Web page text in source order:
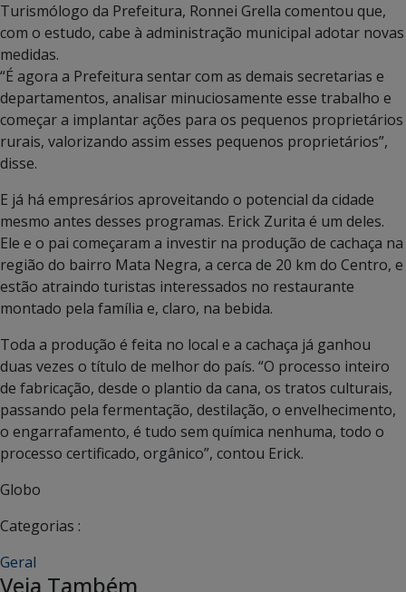
Turismólogo da Prefeitura, Ronnei Grella comentou que,
com o estudo, cabe à administração municipal adotar novas
medidas.
“É agora a Prefeitura sentar com as demais secretarias e
departamentos, analisar minuciosamente esse trabalho e
começar a implantar ações para os pequenos proprietários
rurais, valorizando assim esses pequenos proprietários”,
disse.
E já há empresários aproveitando o potencial da cidade
mesmo antes desses programas. Erick Zurita é um deles.
Ele e o pai começaram a investir na produção de cachaça na
região do bairro Mata Negra, a cerca de 20 km do Centro, e
estão atraindo turistas interessados no restaurante
montado pela família e, claro, na bebida.
Toda a produção é feita no local e a cachaça já ganhou
duas vezes o título de melhor do país. “O processo inteiro
de fabricação, desde o plantio da cana, os tratos culturais,
passando pela fermentação, destilação, o envelhecimento,
o engarrafamento, é tudo sem química nenhuma, todo o
processo certificado, orgânico”, contou Erick.
Globo
Categorias :
Geral
Veja Também